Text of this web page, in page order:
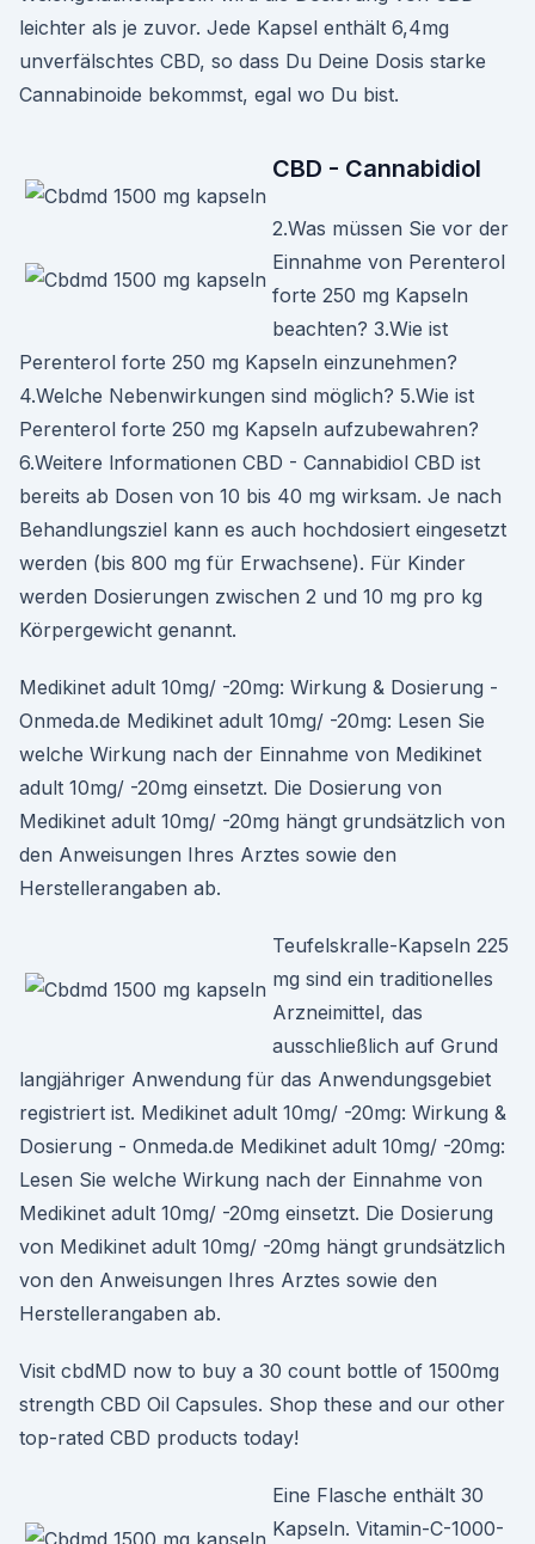
leichter als je zuvor. Jede Kapsel enthält 6,4mg
unverfälschtes CBD, so dass Du Deine Dosis starke
Cannabinoide bekommst, egal wo Du bist.
CBD - Cannabidiol
2.Was müssen Sie vor der
Einnahme von Perenterol
forte 250 mg Kapseln
beachten? 3.Wie ist
Perenterol forte 250 mg Kapseln einzunehmen?
4.Welche Nebenwirkungen sind möglich? 5.Wie ist
Perenterol forte 250 mg Kapseln aufzubewahren?
6.Weitere lnformationen CBD - Cannabidiol CBD ist
bereits ab Dosen von 10 bis 40 mg wirksam. Je nach
Behandlungsziel kann es auch hochdosiert eingesetzt
werden (bis 800 mg für Erwachsene). Für Kinder
werden Dosierungen zwischen 2 und 10 mg pro kg
Körpergewicht genannt.
Medikinet adult 10mg/ -20mg: Wirkung & Dosierung -
Onmeda.de Medikinet adult 10mg/ -20mg: Lesen Sie
welche Wirkung nach der Einnahme von Medikinet
adult 10mg/ -20mg einsetzt. Die Dosierung von
Medikinet adult 10mg/ -20mg hängt grundsätzlich von
den Anweisungen Ihres Arztes sowie den
Herstellerangaben ab.
Teufelskralle-Kapseln 225
mg sind ein traditionelles
Arzneimittel, das
ausschließlich auf Grund
langjähriger Anwendung für das Anwendungsgebiet
registriert ist. Medikinet adult 10mg/ -20mg: Wirkung &
Dosierung - Onmeda.de Medikinet adult 10mg/ -20mg:
Lesen Sie welche Wirkung nach der Einnahme von
Medikinet adult 10mg/ -20mg einsetzt. Die Dosierung
von Medikinet adult 10mg/ -20mg hängt grundsätzlich
von den Anweisungen Ihres Arztes sowie den
Herstellerangaben ab.
Visit cbdMD now to buy a 30 count bottle of 1500mg
strength CBD Oil Capsules. Shop these and our other
top-rated CBD products today!
Eine Flasche enthält 30
Kapseln. Vitamin-C-1000-